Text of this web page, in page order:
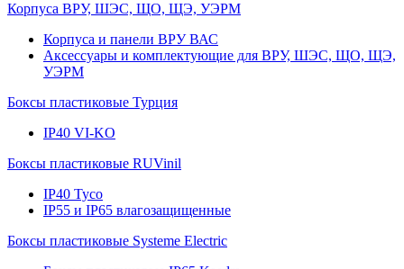
Корпуса ВРУ, ШЭС, ЩО, ЩЭ, УЭРМ
Корпуса и панели ВРУ ВАС
Аксессуары и комплектующие для ВРУ, ШЭС, ЩО, ЩЭ,
УЭРМ
Боксы пластиковые Турция
IP40 VI-KO
Боксы пластиковые RUVinil
IP40 Тусо
IP55 и IP65 влагозащищенные
Боксы пластиковые Systeme Electric